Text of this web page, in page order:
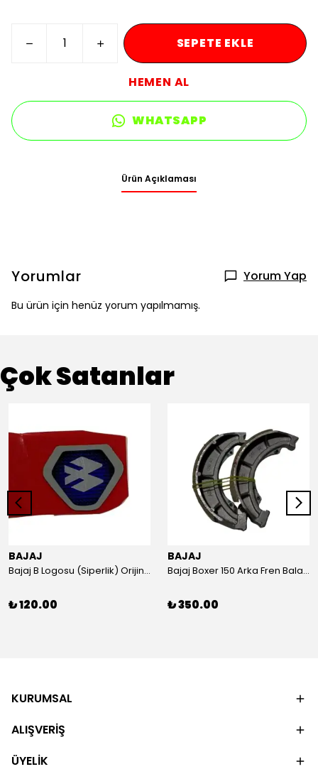
SEPETE EKLE
HEMEN AL
WHATSAPP
Ürün Açıklaması
Yorumlar Yorum Yap
Bu ürün için henüz yorum yapılmamış.
Çok Satanlar
BAJAJ
Bajaj B Logosu (Siperlik) Orijinal
₺ 120.00
BAJAJ
Bajaj Boxer 150 Arka Fren Balatası Orijinal
₺ 350.00
KURUMSAL
ALIŞVERİŞ
ÜYELİK